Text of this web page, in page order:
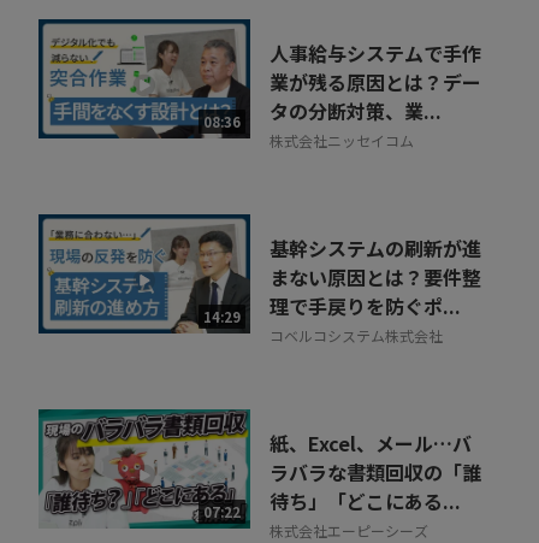
08:36
人事給与システムで手作
業が残る原因とは？デー
タの分断対策、業...
株式会社ニッセイコム
14:29
基幹システムの刷新が進
まない原因とは？要件整
理で手戻りを防ぐポ...
コベルコシステム株式会社
07:22
紙、Excel、メール…バ
ラバラな書類回収の「誰
待ち」「どこにある...
株式会社エーピーシーズ